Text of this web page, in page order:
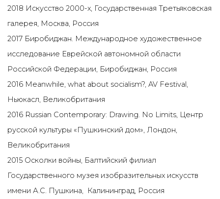
2018 Искусство 2000-х, Государственная Третьяковская
галерея, Москва, Россия
2017 Биробиджан. Международное художественное
исследование Еврейской автономной области
Российской Федерации, Биробиджан, Россия
2016 Meanwhile, what about socialism?, AV Festival,
Ньюкасл, Великобритания
2016 Russian Contemporary: Drawing. No Limits, Центр
русской культуры «Пушкинский дом», Лондон,
Великобритания
2015 Осколки войны, Балтийский филиал
Государственного музея изобразительных искусств
имени А.С. Пушкина, Калининград, Россия